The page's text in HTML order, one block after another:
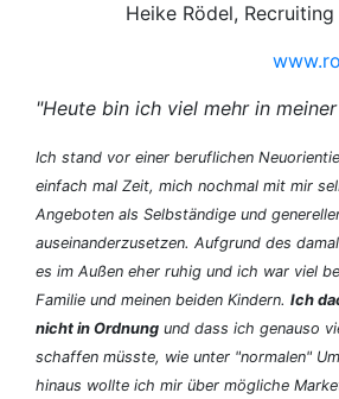
Heike Rödel,
"Heute bin ich viel mehr in
Ich stand vor einer beruflichen
einfach mal Zeit, mich nochmal mit mir
Angeboten als Selbständige und
auseinanderzusetzen. Aufgrund des
es im Außen eher ruhig und ich war viel
Familie und meinen beiden Kindern. Ich
nicht in Ordnung und dass ich genauso
schaffen müsste, wie unter "normalen"
hinaus wollte ich mir über mögliche